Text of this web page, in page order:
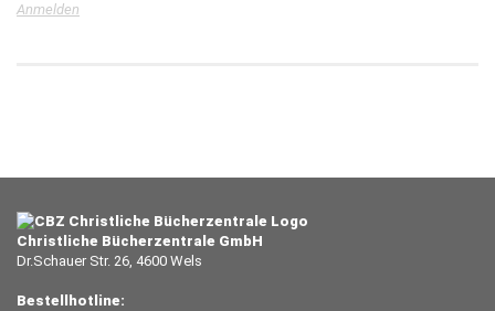
Anmelden
Christliche Bücherzentrale GmbH
Dr.Schauer Str. 26, 4600 Wels
Bestellhotline: